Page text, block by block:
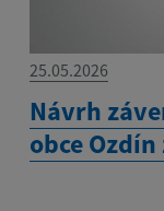
25.05.2026
Návrh
obce